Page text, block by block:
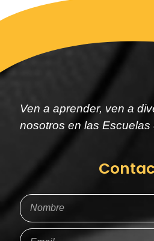
Ven a aprender, ven a
nosotros en las Escuelas